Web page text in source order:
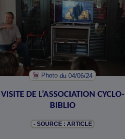
Photodu 04/06/24
VISITE DE L’ASSOCIATION CYCLO-
BIBLIO
- SOURCE : ARTICLE